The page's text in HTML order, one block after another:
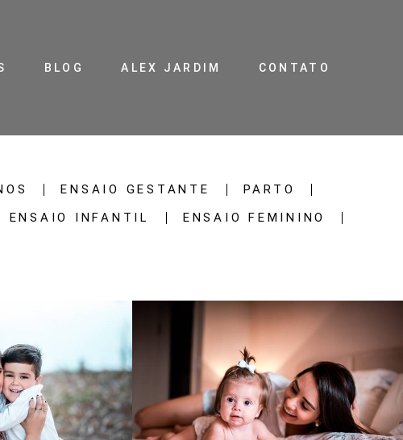
BLOG ALEX JARDIM CONTATO
ENSAIO GESTANTE
PARTO
ENSAIO INFANTIL
ENSAIO FEMININO